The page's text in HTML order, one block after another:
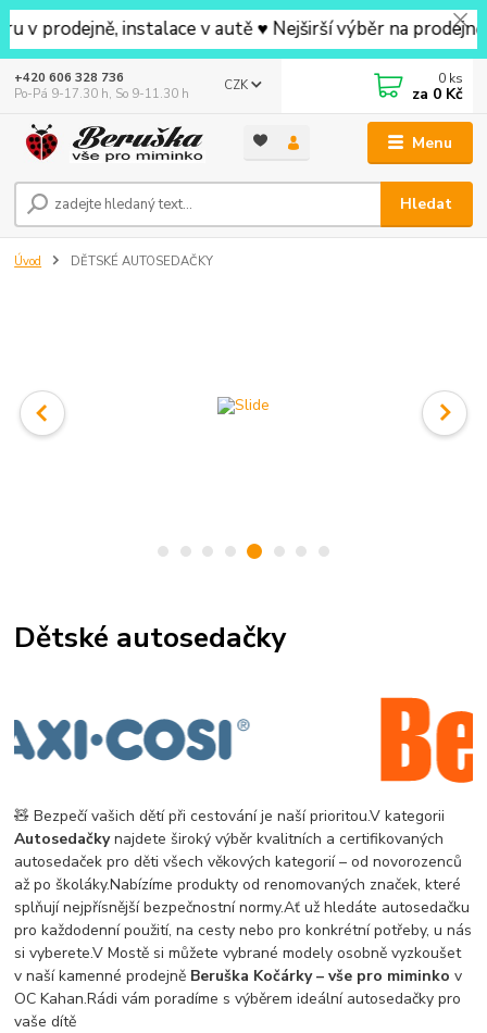
instalace v autě ♥ Nejširší výběr na prodejně
Menu
CZK
Hledat
+420 606 328 736
Po-Pá 9-17.30 h, So 9-11.30 h
0 ks
za 0 Kč
Úvod DĚTSKÉ AUTOSEDAČKY
Dětské autosedačky
🧸 Bezpečí vašich dětí při cestování je naší prioritou.V kategorii
Autosedačkynajdete široký výběr kvalitních a certifikovaných
autosedaček pro děti všech věkových kategorií – od novorozenců
až po školáky.Nabízíme produkty od renomovaných značek, které
splňují nejpřísnější bezpečnostní normy.Ať už hledáte autosedačku
pro každodenní použití, na cesty nebo pro konkrétní potřeby, u nás
si vyberete.V Mostě si můžete vybrané modely osobně vyzkoušet
v naší kamenné prodejně Beruška Kočárky – vše pro miminko v
OC Kahan.Rádi vám poradíme s výběrem ideální autosedačky pro
vaše dítě